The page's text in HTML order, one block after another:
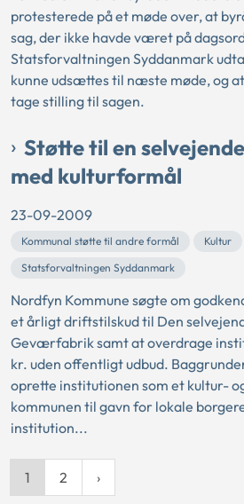
protesterede på et møde over, at
sag, der ikke havde været på
Statsforvaltningen Syddanmark
kunne udsættes til næste møde, og
tage stilling til sagen.
Støtte til en
med kulturformål
23-09-2009
Kommunal støtte til andre formål
Kultur
Statsforvaltningen Syddanmark
Nordfyn Kommune søgte om
et årligt driftstilskud til Den
Geværfabrik samt at overdrage
kr. uden offentligt udbud.
oprette institutionen som et kultur-
kommunen til gavn for lokale
institution...
1 2